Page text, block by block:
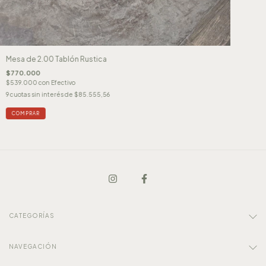
Mesa de 2.00 Tablón Rustica
$770.000
$539.000 con Efectivo
9cuotas sin interés de $85.555,56
COMPRAR
CATEGORÍAS
NAVEGACIÓN